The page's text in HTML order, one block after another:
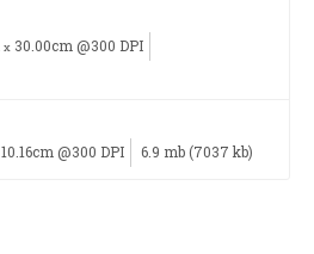
x 30.00cm @300 DPI
10.16cm @300 DPI 6.9 mb (7037 kb)